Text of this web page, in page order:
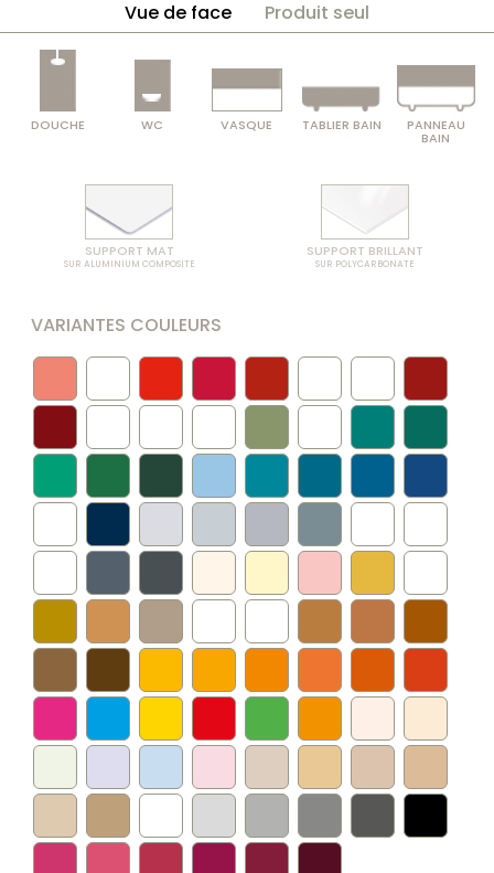
Vue de face Produit seul
DOUCHE WC VASQUE TABLIER BAIN PANNEAU
BAIN
SUPPORT MAT
SUR ALUMINIUM COMPOSITE
SUPPORT BRILLANT
SUR POLYCARBONATE
VARIANTES COULEURS